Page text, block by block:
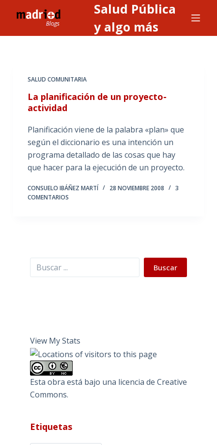
l
Salud Pública
y algo más
SALUD COMUNITARIA
La planificación de un proyecto-
actividad
Planificación viene de la palabra «plan» que
según el diccionario es una intención un
programa detallado de las cosas que hay
que hacer para la ejecución de un proyecto.
CONSUELO IBÁÑEZ MARTÍ 28 NOVIEMBRE 2008
3
COMENTARIOS
Buscar Buscar
View My Stats
Esta obra está bajo una licencia de Creative
Commons.
Etiquetas